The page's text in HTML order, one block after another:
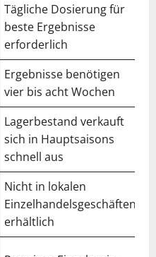
Tägliche Dosierung für
beste Ergebnisse
erforderlich
Ergebnisse benötigen
vier bis acht Wochen
Lagerbestand verkauft
sich in Hauptsaisons
schnell aus
Nicht in lokalen
Einzelhandelsgeschäften
erhältlich